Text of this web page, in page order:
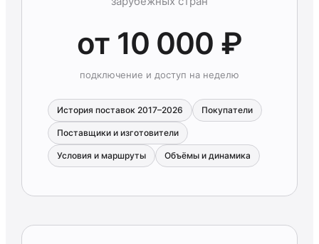
от 10 000 ₽
подключение и доступ на неделю
История поставок 2017–2026 Покупатели
Поставщики и изготовители
Условия и маршруты Объёмы и динамика